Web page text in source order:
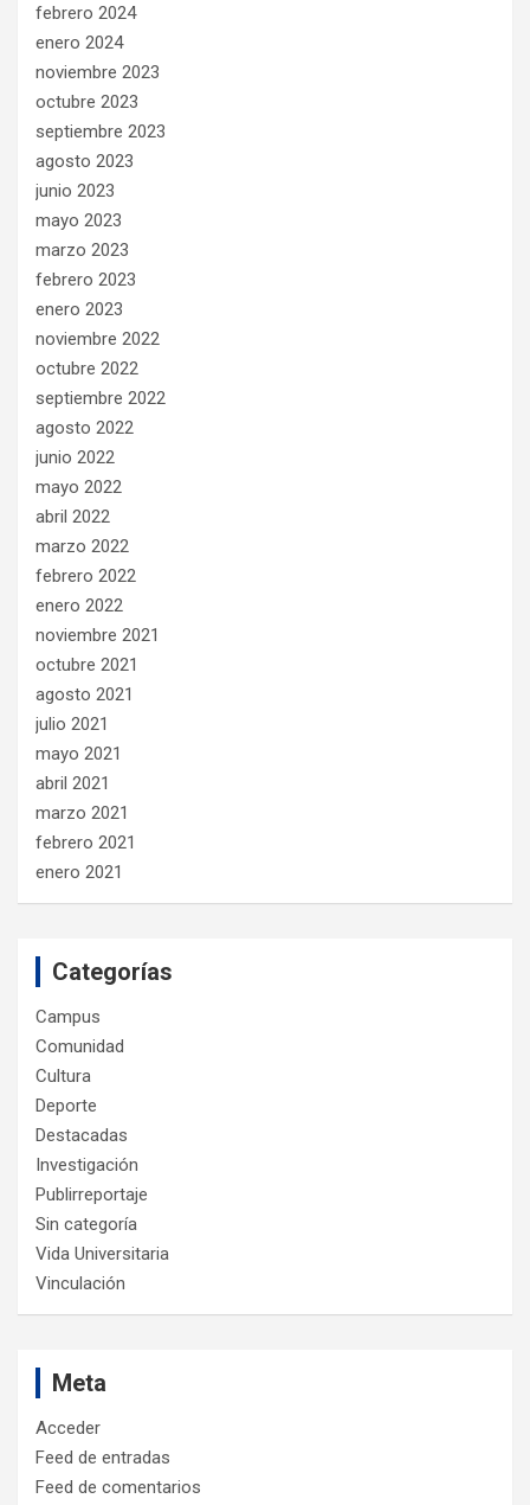
febrero 2024
enero 2024
noviembre 2023
octubre 2023
septiembre 2023
agosto 2023
junio 2023
mayo 2023
marzo 2023
febrero 2023
enero 2023
noviembre 2022
octubre 2022
septiembre 2022
agosto 2022
junio 2022
mayo 2022
abril 2022
marzo 2022
febrero 2022
enero 2022
noviembre 2021
octubre 2021
agosto 2021
julio 2021
mayo 2021
abril 2021
marzo 2021
febrero 2021
enero 2021
Categorías
Campus
Comunidad
Cultura
Deporte
Destacadas
Investigación
Publirreportaje
Sin categoría
Vida Universitaria
Vinculación
Meta
Acceder
Feed de entradas
Feed de comentarios